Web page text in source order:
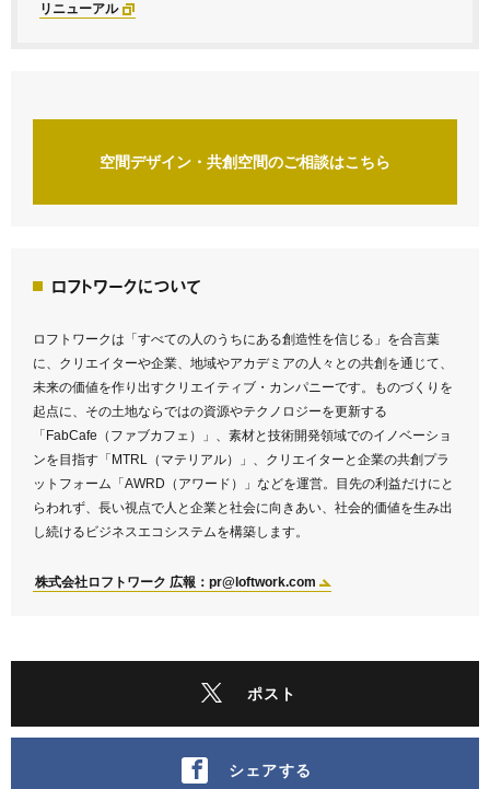
リニューアル
空間デザイン・共創空間のご相談はこちら
ロフトワークについて
ロフトワークは「すべての人のうちにある創造性を信じる」を合言葉
に、クリエイターや企業、地域やアカデミアの人々との共創を通じて、
未来の価値を作り出すクリエイティブ・カンパニーです。ものづくりを
起点に、その土地ならではの資源やテクノロジーを更新する
「FabCafe（ファブカフェ）」、素材と技術開発領域でのイノベーショ
ンを目指す「MTRL（マテリアル）」、クリエイターと企業の共創プラ
ットフォーム「AWRD（アワード）」などを運営。目先の利益だけにと
らわれず、長い視点で人と企業と社会に向きあい、社会的価値を生み出
し続けるビジネスエコシステムを構築します。
株式会社ロフトワーク 広報：pr@loftwork.com
ポスト
シェアする